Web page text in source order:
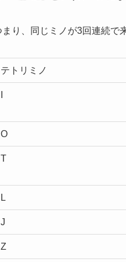
まり、同じミノが3回連続で
テトリミノ
O
T
L
J
Z